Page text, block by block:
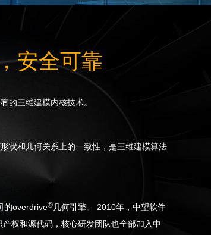
安全可靠
的三维建模内核技术。
状和几何关系上的一致性，是三维建模算法
的overdrive® 几何引擎。 2010年，中望软件
权和源代码，核心研发团队也全部加入中